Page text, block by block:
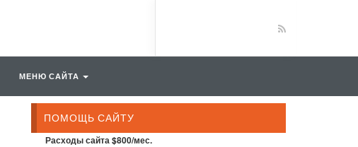
МЕНЮ САЙТА
ПОМОЩЬ САЙТУ
Расходы сайта $800/мес.